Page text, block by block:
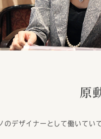
原
のデザイナーとして働いてい